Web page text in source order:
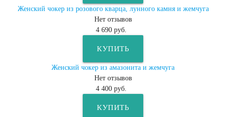
Женский чокер из розового кварца, лунного камня и жемчуга
Нет отзывов
4 690 руб.
КУПИТЬ
Женский чокер из амазонита и жемчуга
Нет отзывов
4 400 руб.
КУПИТЬ